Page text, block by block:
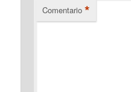
Comentario *